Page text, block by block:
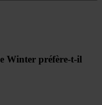
Winter préfère-t-il